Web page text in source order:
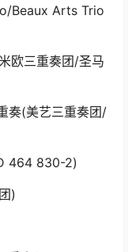
Beaux Arts Trio
欧三重奏团/圣马
奏(美艺三重奏团/
464 830-2)
)